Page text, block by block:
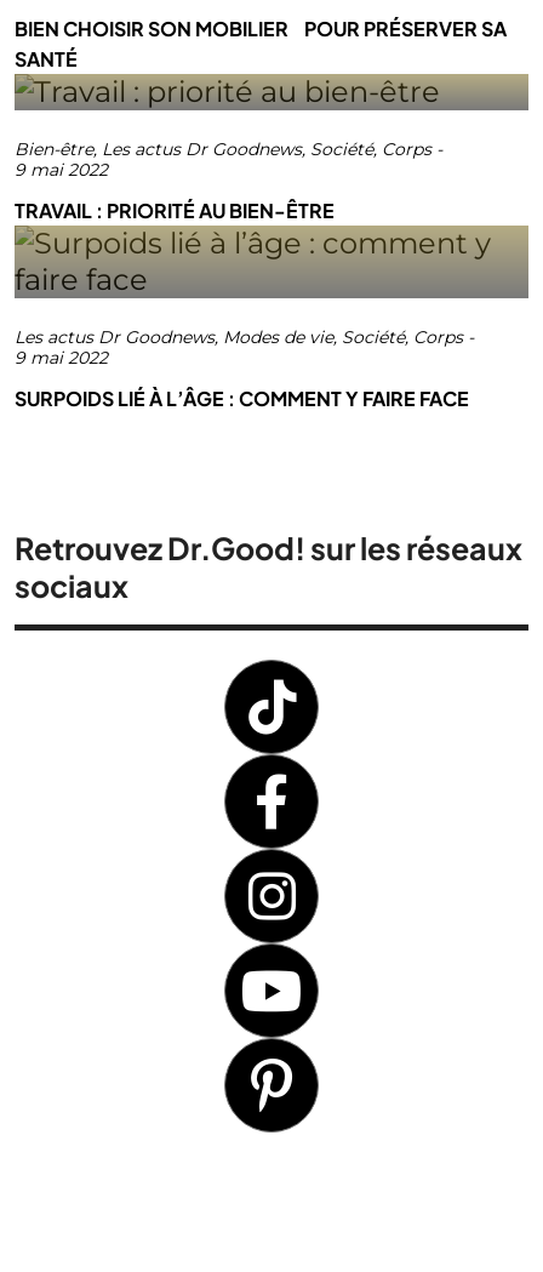
BIEN CHOISIR SON MOBILIER POUR PRÉSERVER SA
SANTÉ
Bien-être, Les actus Dr Goodnews, Société, Corps-
9 mai 2022
TRAVAIL : PRIORITÉ AU BIEN-ÊTRE
Les actus Dr Goodnews, Modes de vie, Société, Corps-
9 mai 2022
SURPOIDS LIÉ À L’ÂGE : COMMENT Y FAIRE FACE
Retrouvez Dr.Good! sur les réseaux
sociaux